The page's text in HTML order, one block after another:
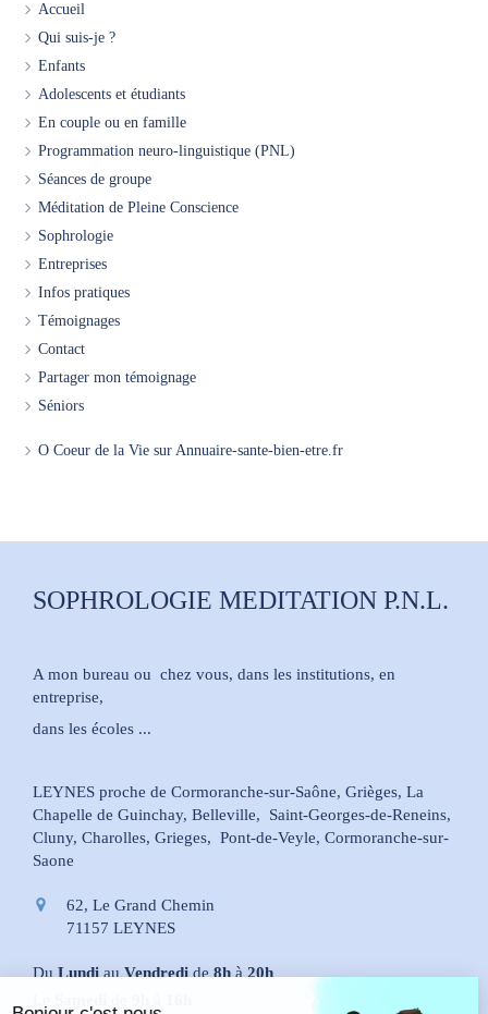
Accueil
Qui suis-je ?
Enfants
Adolescents et étudiants
En couple ou en famille
Programmation neuro-linguistique (PNL)
Séances de groupe
Méditation de Pleine Conscience
Sophrologie
Entreprises
Infos pratiques
Témoignages
Contact
Partager mon témoignage
Séniors
O Coeur de la Vie sur Annuaire-sante-bien-etre.fr
SOPHROLOGIE MEDITATION P.N.L.
A mon bureau ou chez vous, dans les institutions, en
entreprise,
dans les écoles ...
LEYNES proche de Cormoranche-sur-Saône, Grièges, La
Chapelle de Guinchay, Belleville, Saint-Georges-de-Reneins,
Cluny, Charolles, Grieges, Pont-de-Veyle, Cormoranche-sur-
Saone
62, Le Grand Chemin
71157 LEYNES
Du Lundi au Vendredi de 8h à 20h